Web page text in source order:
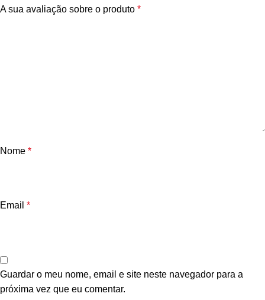
A sua avaliação sobre o produto *
Nome *
Email *
Guardar o meu nome, email e site neste navegador para a
próxima vez que eu comentar.